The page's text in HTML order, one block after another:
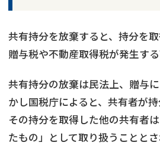
共有持分を放棄すると、持分を
贈与税や不動産取得税が発生する
共有持分の放棄は民法上、贈与
かし国税庁によると、共有者が持
その持分を取得した他の共有者
たもの」として取り扱うこととさ